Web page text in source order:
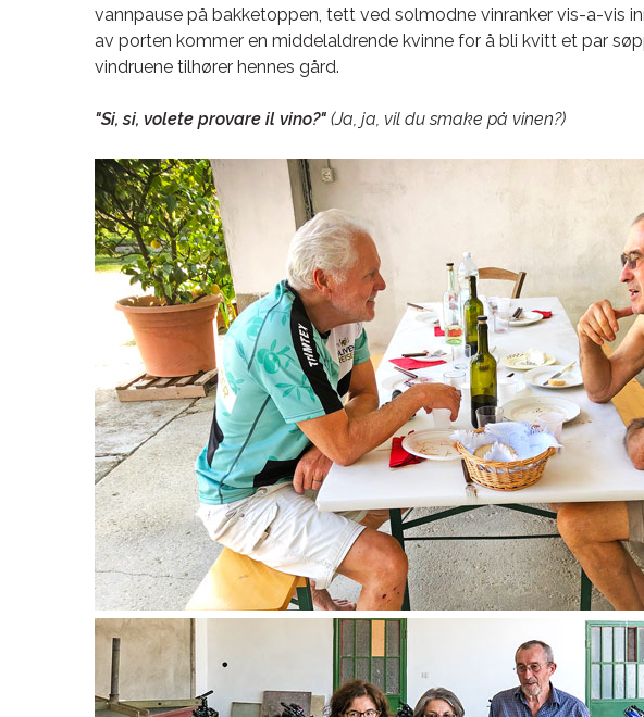
vannpause på bakketoppen, tett ved solmodne vinranker vis-a-vis
av porten kommer en middelaldrende kvinne for å bli kvitt et par
vindruene tilhører hennes gård.
"Si, si, volete provare il vino?" (Ja, ja, vil du smake på vinen?)